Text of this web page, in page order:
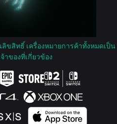
ลิขสิทธิ์ เครื่องหมายการค้าทั้งหมดเป็น
าของที่เกี่ยวข้อง